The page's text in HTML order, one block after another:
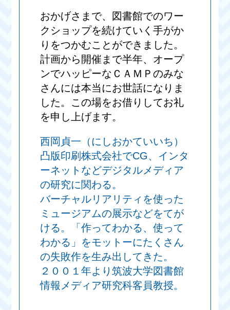
おかげさまで、図書館でのワー
クショップを続けていく手がか
りをつかむことができました。
計画から開催まで半年、オープ
ンでハッピーなＣＡＭＰのみな
さんには本当にお世話になりま
した。この場をお借りしてお礼
を申し上げます。
西岡貞一（にしおかていいち）
凸版印刷株式会社でCG、インタ
ーネットなどデジタルメディア
の研究に関わる。
バーチャルリアリティを使った
ミュージアムの展示などをてが
ける。「作ってわかる、使って
わかる」をモットーにたくさん
の失敗作を生み出してきた。
２００１年より筑波大学図書館
情報メディア研究科客員教授。